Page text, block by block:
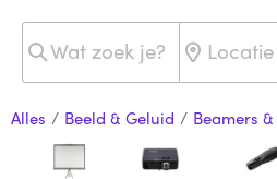
Alles / Beeld & Geluid / Beamers